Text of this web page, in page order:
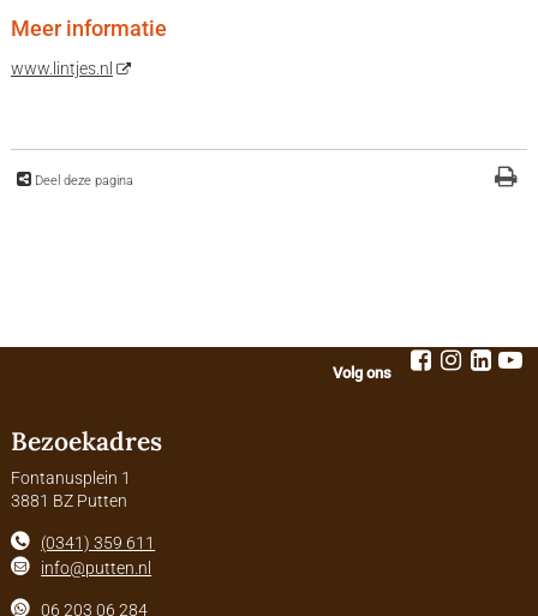
Meer informatie
www.lintjes.nl
Deel deze pagina
Volg ons
Bezoekadres
Fontanusplein 1
3881 BZ Putten
(0341) 359 611
info@putten.nl
06 203 06 284